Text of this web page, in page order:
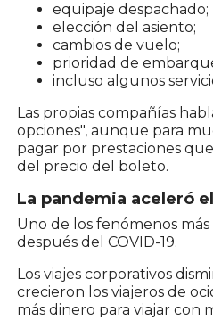
equipaje despachado;
elección del asiento;
cambios de vuelo;
prioridad de
incluso algunos
Las propias compañías
opciones", aunque para
pagar por prestaciones
del precio del boleto.
La pandemia aceleró
Uno de los fenómenos
después del COVID-19.
Los viajes corporativos
crecieron los viajeros de
más dinero para viajar con